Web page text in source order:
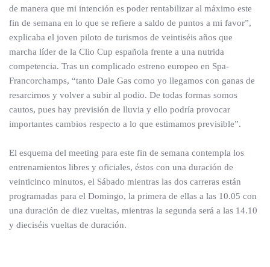
de manera que mi intención es poder rentabilizar al máximo este
fin de semana en lo que se refiere a saldo de puntos a mi favor”,
explicaba el joven piloto de turismos de veintiséis años que
marcha líder de la Clio Cup española frente a una nutrida
competencia. Tras un complicado estreno europeo en Spa-
Francorchamps, “tanto Dale Gas como yo llegamos con ganas de
resarcirnos y volver a subir al podio. De todas formas somos
cautos, pues hay previsión de lluvia y ello podría provocar
importantes cambios respecto a lo que estimamos previsible”.
El esquema del meeting para este fin de semana contempla los
entrenamientos libres y oficiales, éstos con una duración de
veinticinco minutos, el Sábado mientras las dos carreras están
programadas para el Domingo, la primera de ellas a las 10.05 con
una duración de diez vueltas, mientras la segunda será a las 14.10
y dieciséis vueltas de duración.